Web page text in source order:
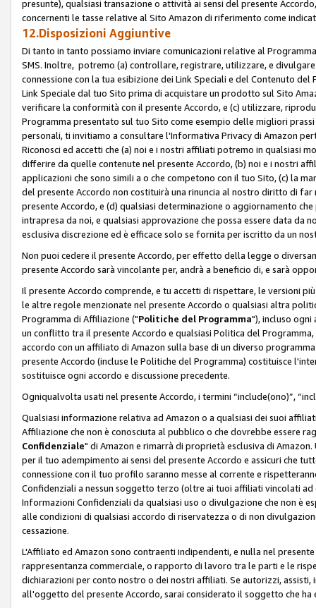
presunte), qualsiasi transazione o attività ai sensi del presente
concernenti le tasse relative al Sito Amazon di riferimento come
12.Disposizioni Aggiuntive
Di tanto in tanto possiamo inviare comunicazioni relative al
SMS. Inoltre, potremo (a) controllare, registrare, utilizzare, e
connessione con la tua esibizione dei Link Speciali e del Contenuto
Link Speciale dal tuo Sito prima di acquistare un prodotto sul Sito
verificare la conformità con il presente Accordo, e (c) utilizzare,
Programma presentato sul tuo Sito come esempio delle migliori
personali, ti invitiamo a consultare l'Informativa Privacy di Amazon
Riconosci ed accetti che (a) noi e i nostri affiliati potremo in qualsiasi
differire da quelle contenute nel presente Accordo, (b) noi e i nostri
applicazioni che sono simili a o che competono con il tuo Sito, (c) la
del presente Accordo non costituirà una rinuncia al nostro diritto di
presente Accordo, e (d) qualsiasi determinazione o aggiornamento
intrapresa da noi, e qualsiasi approvazione che possa essere data
esclusiva discrezione ed è efficace solo se fornita per iscritto da un
Non puoi cedere il presente Accordo, per effetto della legge o
presente Accordo sarà vincolante per, andrà a beneficio di, e sarà
Il presente Accordo comprende, e tu accetti di rispettare, le versioni
le altre regole menzionate nel presente Accordo o qualsiasi altra
Programma di Affiliazione ("Politiche del Programma"), incluso
un conflitto tra il presente Accordo e qualsiasi Politica del
accordo con un affiliato di Amazon sulla base di un diverso
presente Accordo (incluse le Politiche del Programma) costituisce
sostituisce ogni accordo e discussione precedente.
Ogniqualvolta usati nel presente Accordo, i termini “include(ono)”,
Qualsiasi informazione relativa ad Amazon o a qualsiasi dei suoi
Affiliazione che non è conosciuta al pubblico o che dovrebbe essere
Confidenziale" di Amazon e rimarrà di proprietà esclusiva di
per il tuo adempimento ai sensi del presente Accordo e assicuri che
connessione con il tuo profilo saranno messe al corrente e
Confidenziali a nessun soggetto terzo (oltre ai tuoi affiliati vincolati
Informazioni Confidenziali da qualsiasi uso o divulgazione che non è
alle condizioni di qualsiasi accordo di riservatezza o di non
cessazione.
L'Affiliato ed Amazon sono contraenti indipendenti, e nulla nel
rappresentanza commerciale, o rapporto di lavoro tra le parti e le
dichiarazioni per conto nostro o dei nostri affiliati. Se autorizzi,
all'oggetto del presente Accordo, sarai considerato il soggetto che